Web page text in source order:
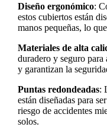
Diseño ergonómico:
estos cubiertos están
manos pequeñas, lo
Materiales de alta
duradero y seguro para
y garantizan la
Puntas redondeadas:
están diseñadas para
riesgo de accidentes
solos.